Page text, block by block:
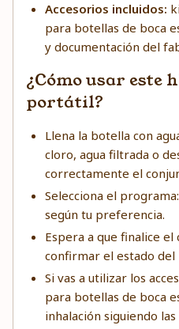
Accesorios incluidos:
para botellas de boca
y documentación del
¿Cómo usar este
portátil?
Llena la botella con
cloro, agua filtrada o
correctamente el
Selecciona el programa:
según tu preferencia.
Espera a que finalice el
confirmar el estado del
Si vas a utilizar los
para botellas de boca
inhalación siguiendo